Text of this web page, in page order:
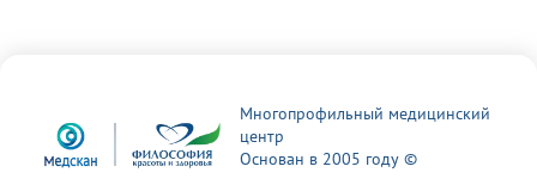
Многопрофильный медицинский
центр
Основан в 2005 году ©